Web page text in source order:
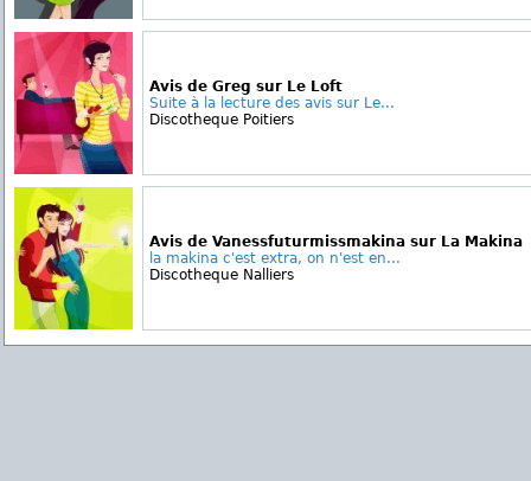
Avis de Greg sur Le Loft
Suite à la lecture des avis sur Le...
Discotheque Poitiers
Avis de Vanessfuturmissmakina sur La Makina
la makina c'est extra, on n'est en...
Discotheque Nalliers